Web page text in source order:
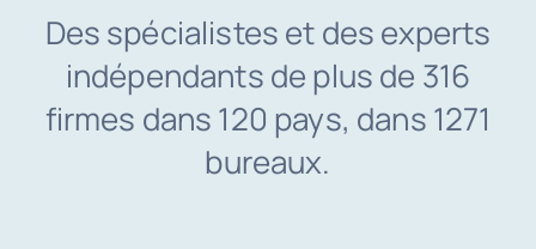
Nos métiers
Actualités
Des spécialistes et des experts
indépendants de plus de 316
firmes dans 120 pays, dans 1271
bureaux.